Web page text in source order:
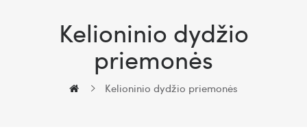
Kelioninio dydžio
priemonės
Kelioninio dydžio priemonės